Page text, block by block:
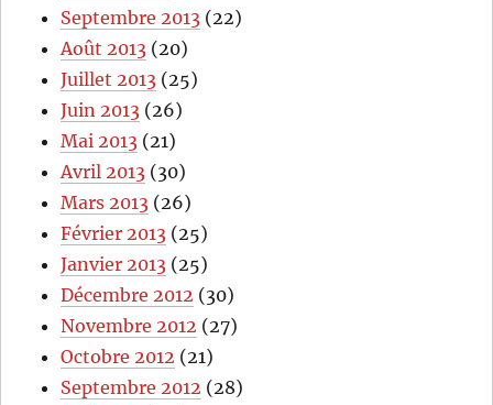
Septembre 2013 (22)
Août 2013 (20)
Juillet 2013 (25)
Juin 2013 (26)
Mai 2013 (21)
Avril 2013 (30)
Mars 2013 (26)
Février 2013 (25)
Janvier 2013 (25)
Décembre 2012 (30)
Novembre 2012 (27)
Octobre 2012 (21)
Septembre 2012 (28)